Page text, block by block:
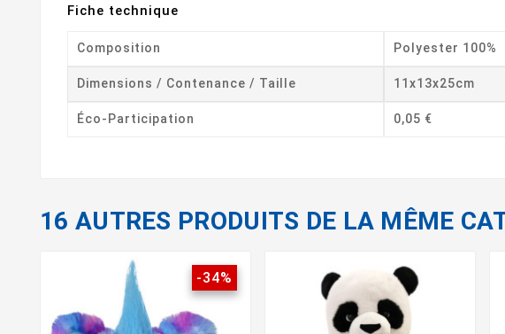
Fiche technique
Composition Polyester 100%
Dimensions / Contenance / Taille 11x13x25cm
Éco-Participation 0,05 €
16 AUTRES PRODUITS DE LA MÊME
-34%